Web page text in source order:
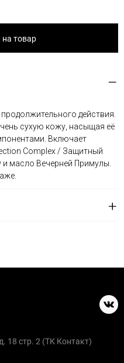
на товар
действия.
сухую кожу, насыщая её
Включает
Complex / Защитный
масло Вечерней Примулы.
18 стр. 2 (ТК Контакт)